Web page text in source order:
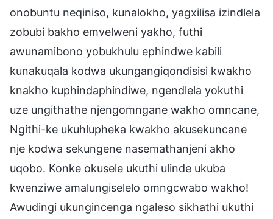
onobuntu neqiniso, kunalokho, yagxilisa izindlela
zobubi bakho emvelweni yakho, futhi
awunamibono yobukhulu ephindwe kabili
kunakuqala kodwa ukungangiqondisisi kwakho
knakho kuphindaphindiwe, ngendlela yokuthi
uze ungithathe njengomngane wakho omncane,
Ngithi-ke ukuhlupheka kwakho akusekuncane
nje kodwa sekungene nasemathanjeni akho
uqobo. Konke okusele ukuthi ulinde ukuba
kwenziwe amalungiselelo omngcwabo wakho!
Awudingi ukungincenga ngaleso sikhathi ukuthi